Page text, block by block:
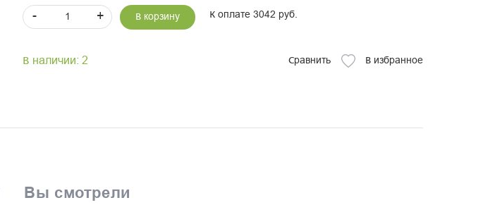
- + В корзину К оплате 3042 руб.
В наличии: 2 Сравнить В избранное
Вы смотрели